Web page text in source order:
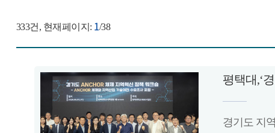
333건, 현재페이지: 1/38
평택대,‘
경기도 지